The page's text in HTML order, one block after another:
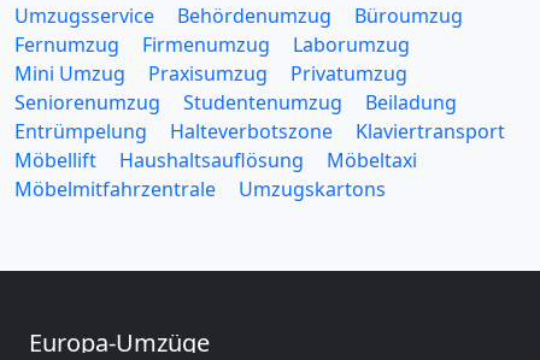
Umzugsservice Behördenumzug
Büroumzug
Fernumzug
Firmenumzug
Laborumzug
Mini Umzug
Praxisumzug
Privatumzug
Seniorenumzug
Studentenumzug
Beiladung
Entrümpelung
Halteverbotszone
Klaviertransport
Möbellift
Haushaltsauflösung
Möbeltaxi
Möbelmitfahrzentrale
Umzugskartons
Europa-Umzüge